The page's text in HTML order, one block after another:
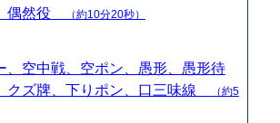
偶然役
（約10分20秒）
、空中戦、空ポン、愚形、愚形待
クズ牌、下りポン、口三味線
（約5